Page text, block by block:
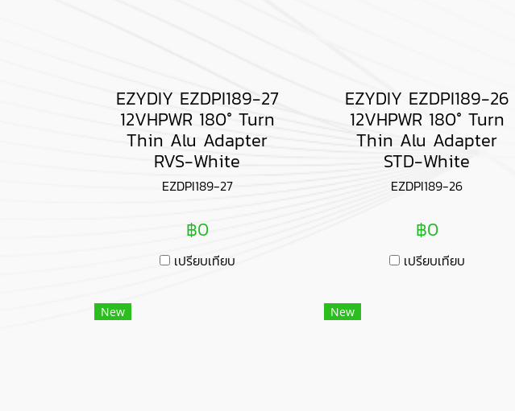
EZYDIY EZDPI189-27
12VHPWR 180° Turn
Thin Alu Adapter
RVS-White
EZDPI189-27
฿0
เปรียบเทียบ
EZYDIY EZDPI189-26
12VHPWR 180° Turn
Thin Alu Adapter
STD-White
EZDPI189-26
฿0
เปรียบเทียบ
New New